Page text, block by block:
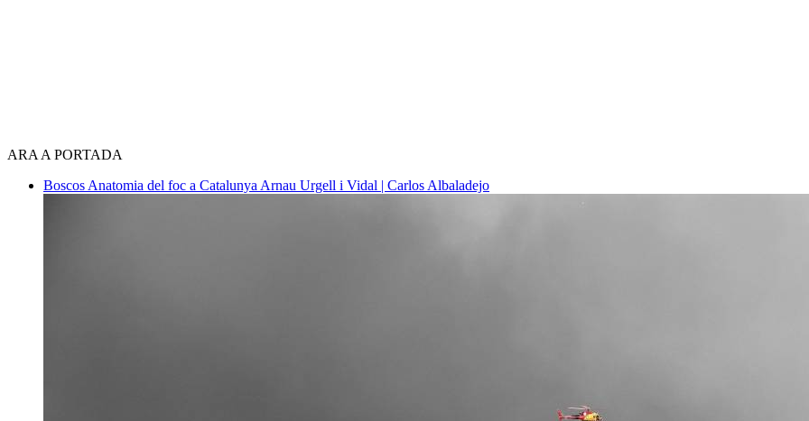
ARA A PORTADA
Boscos Anatomia del foc a Catalunya Arnau Urgell i Vidal | Carlos Albaladejo